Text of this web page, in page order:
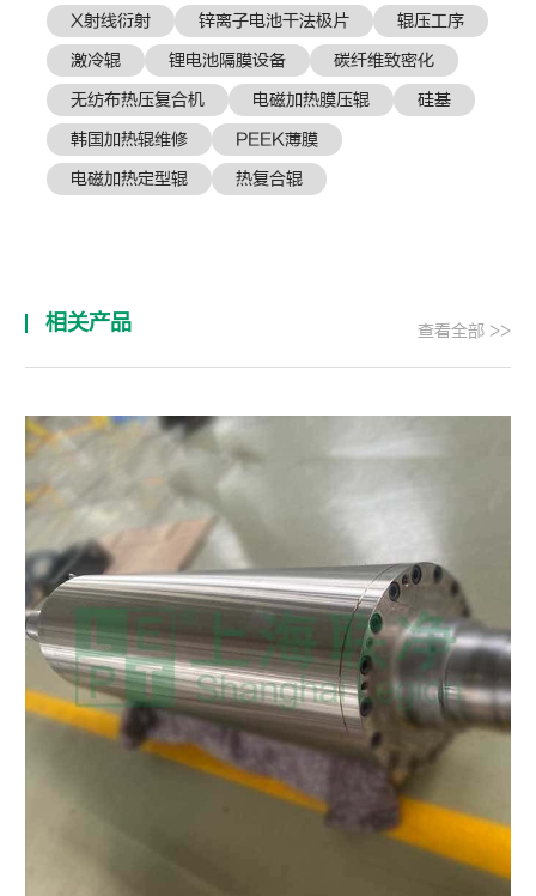
X射线衍射 锌离子电池干法极片
辊压工序
激冷辊
锂电池隔膜设备
​碳纤维致密化
无纺布热压复合机
电磁加热膜压辊
硅基
韩国加热辊维修
PEEK薄膜
电磁加热定型辊
热复合辊
相关产品 查看全部 >>